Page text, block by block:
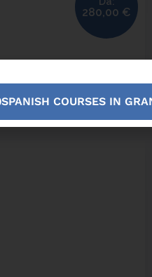
280,00 €
SPANISH COURSES IN